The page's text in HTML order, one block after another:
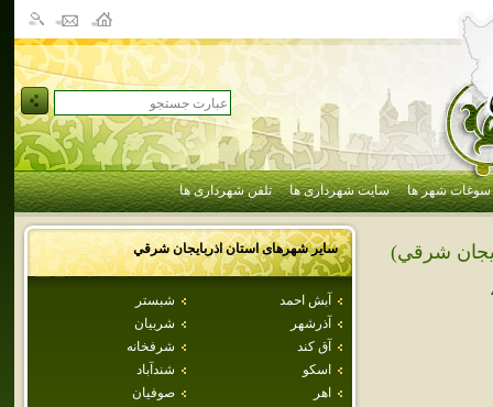
سوغات شهر ها سایت شهرداری ها تلفن شهرداری ها
سایر شهرهای استاناذربايجان شرقي
آبش احمد
شبستر
آذرشهر
شربيان
آق كند
شرفخانه
اسكو
شندآباد
اهر
صوفيان
شرقي)